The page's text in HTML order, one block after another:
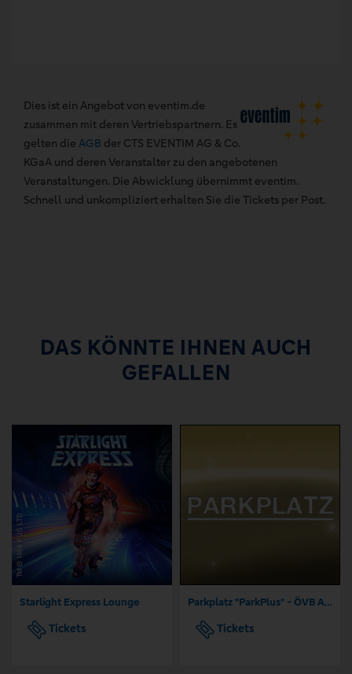
Dies ist ein Angebot von eventim.de
zusammen mit deren Vertriebspartnern. Es
gelten die AGB der CTS EVENTIM AG & Co.
KGaA und deren Veranstalter zu den angebotenen
Veranstaltungen. Die Abwicklung übernimmt eventim.
Schnell und unkompliziert erhalten Sie die Tickets per Post.
DAS KÖNNTE IHNEN AUCH
GEFALLEN
Starlight Express Lounge
Tickets
Parkplatz "ParkPlus" - ÖVB Arena Bremen
Tickets